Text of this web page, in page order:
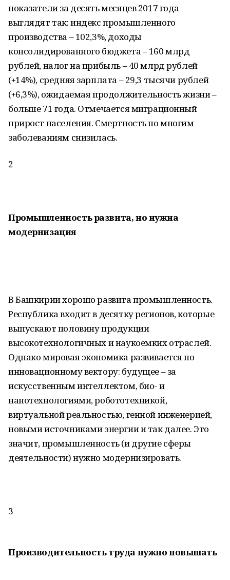
показатели за десять месяцев 2017 года
выглядят так: индекс промышленного
производства – 102,3%, доходы
консолидированного бюджета – 160 млрд
рублей, налог на прибыль – 40 млрд рублей
(+14%), средняя зарплата – 29,3 тысячи рублей
(+6,3%), ожидаемая продолжительность жизни –
больше 71 года. Отмечается миграционный
прирост населения. Смертность по многим
заболеваниям снизилась.
2
Промышленность развита, но нужна
модернизация
В Башкирии хорошо развита промышленность.
Республика входит в десятку регионов, которые
выпускают половину продукции
высокотехнологичных и наукоемких отраслей.
Однако мировая экономика развивается по
инновационному вектору: будущее – за
искусственным интеллектом, био- и
нанотехнологиями, робототехникой,
виртуальной реальностью, генной инженерией,
новыми источниками энергии и так далее. Это
значит, промышленность (и другие сферы
деятельности) нужно модернизировать.
3
Производительность труда нужно повышать